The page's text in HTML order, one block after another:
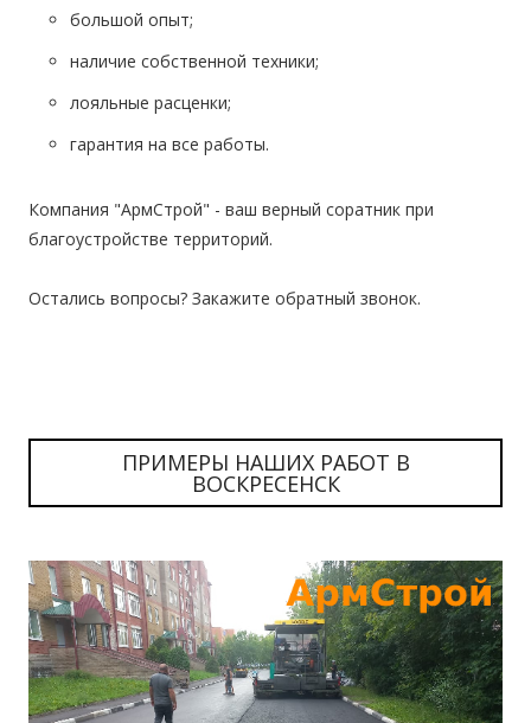
большой опыт;
наличие собственной техники;
лояльные расценки;
гарантия на все работы.
Компания "АрмСтрой" - ваш верный соратник при
благоустройстве территорий.
Остались вопросы? Закажите обратный звонок.
ПРИМЕРЫ НАШИХ РАБОТ В
ВОСКРЕСЕНСК